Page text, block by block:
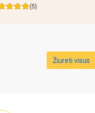
(5)
Žiureti visus